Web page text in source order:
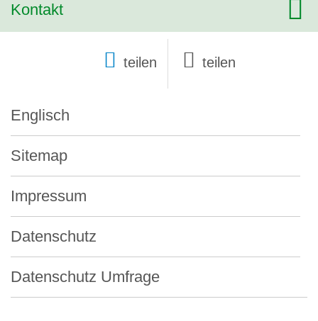
Kontakt
teilen
Englisch
Sitemap
Impressum
Datenschutz
Datenschutz Umfrage